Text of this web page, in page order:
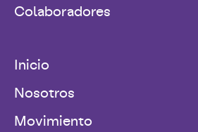
Colaboradores
Inicio
Nosotros
Movimiento